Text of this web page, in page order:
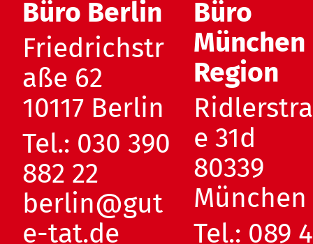
Büro Berlin
Friedrichstr
aße 62
10117 Berlin
Tel.: 030 390
882 22
berlin@gut
e-tat.de
Büro
München
Region
e 31d
80339
München
Tel.: 089